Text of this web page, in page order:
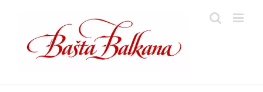
content